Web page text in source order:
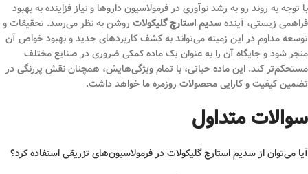
با توجه به روند رو به رشد نوآوری در فرمولاسیون داروها و نیاز فزاینده به بهبود
فراهمی زیستی، آیندهسدیم استارچ گلیکولات روشن به نظر می‌رسد. تحقیقات و
توسعه مداوم در این زمینه می‌تواند به کشف کاربردهای جدید و بهبود خواص آن
منجر شود و جایگاه آن را به عنوان یک ماده کمکی ضروری در صنایع مختلف
مستحکم‌تر کند. این ماده حیاتی، با تمام ویژگی‌هایش، همچنان نقش پررنگی در
تضمین کیفیت و کارایی محصولات روزمره ما خواهد داشت.
سوالات متداول
آیا می‌توان از سدیم استارچ گلیکولات در فرمولاسیون‌های تزریقی استفاده کرد؟